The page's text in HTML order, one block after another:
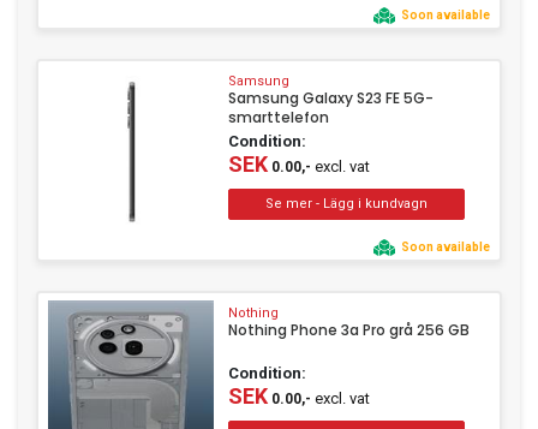
Soon available
Samsung
Samsung Galaxy S23 FE 5G-
smarttelefon
Condition:
SEK0.00,- excl. vat
Soon available
Nothing
Nothing Phone 3a Pro grå 256 GB
Condition:
SEK0.00,- excl. vat